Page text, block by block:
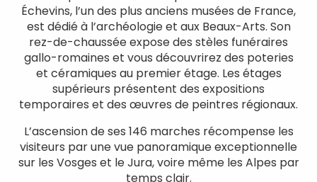
Échevins, l’un des plus anciens musées de France,
est dédié à l’archéologie et aux Beaux-Arts. Son
rez-de-chaussée expose des stèles funéraires
gallo-romaines et vous découvrirez des poteries
et céramiques au premier étage. Les étages
supérieurs présentent des expositions
temporaires et des œuvres de peintres régionaux.
L’ascension de ses 146 marches récompense les
visiteurs par une vue panoramique exceptionnelle
sur les Vosges et le Jura, voire même les Alpes par
temps clair.